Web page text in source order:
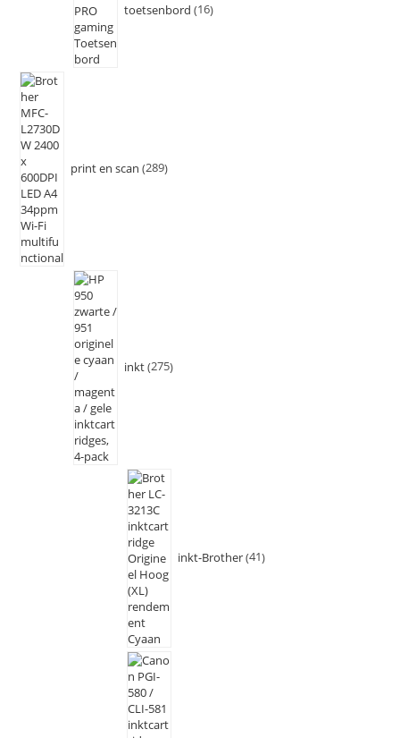
toetsenbord 16
print en scan 289
inkt 275
inkt-Brother 41